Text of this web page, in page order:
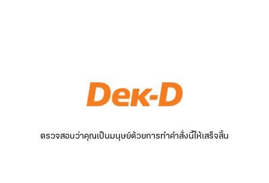
ตรวจสอบว่าคุณเป็นมนุษย์ด้วยการทำคำสั่งนี้ให้เสร็จสิ้น